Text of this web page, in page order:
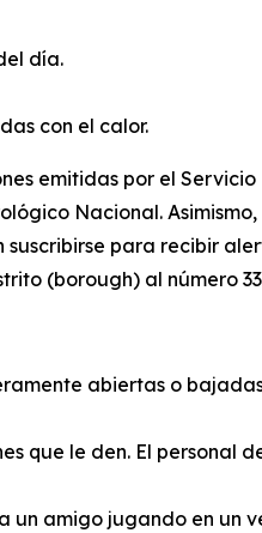
día.
con el calor.
emitidas por el
Nacional.
para recibir
(borough) al número
abiertas o
que le den. El personal
un amigo jugando en un